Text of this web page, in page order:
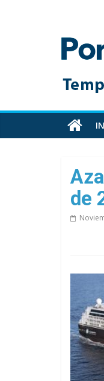
Toda
cruceros
en
un
sitio
de